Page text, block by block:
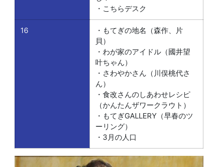
・こちらデスク
16
・もてぎの地名（森作、片
貝）
・わが家のアイドル（國井望
叶ちゃん）
・さわやかさん（川俣桃代さ
ん）
・食改さんのしあわせレシピ
（かんたんザワークラウト）
・もてぎGALLERY（早春のツ
ーリング）
・3月の人口